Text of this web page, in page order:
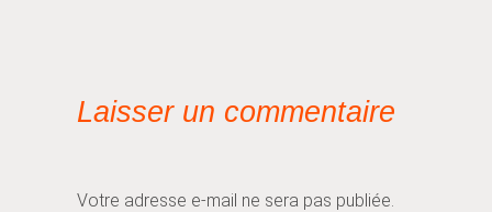
Laisser un commentaire
Votre adresse e-mail ne sera pas publiée.